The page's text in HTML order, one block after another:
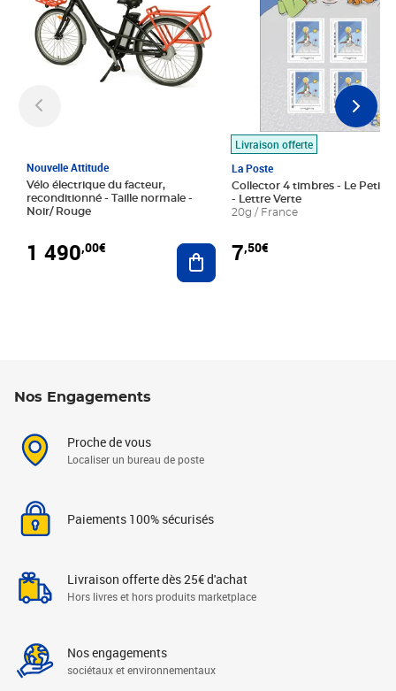
Nouvelle Attitude
Vélo électrique du facteur,
reconditionné - Taille normale -
Noir/ Rouge
1 490,00€ Ajouter au panier
Livraison offerte
La Poste
Collector 4 timbres - Le Petit
- Lettre Verte
20g / France
7,50€
Nos Engagements
Proche de vous
Localiser un bureau de poste
Paiements 100% sécurisés
Livraison offerte dès 25€ d'achat
Hors livres et hors produits marketplace
Nos engagements
sociétaux et environnementaux